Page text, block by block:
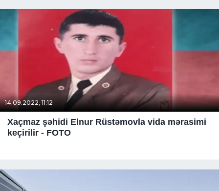
14.09.2022, 11:12
Xaçmaz şəhidi Elnur Rüstəmovla vida mərasimi
keçirilir - FOTO